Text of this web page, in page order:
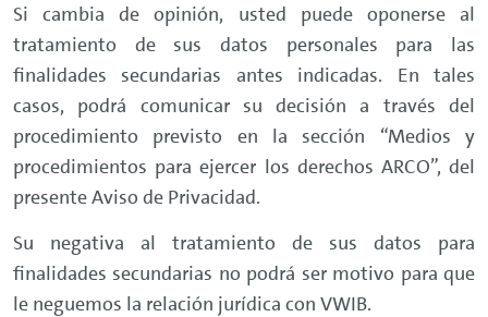
Si cambia de opinión, usted puede oponerse al
tratamiento de sus datos personales para las
finalidades secundarias antes indicadas. En tales
casos, podrá comunicar su decisión a través del
procedimiento previsto en la sección “Medios y
procedimientos para ejercer los derechos ARCO”, del
presente Aviso de Privacidad.
Su negativa al tratamiento de sus datos para
finalidades secundarias no podrá ser motivo para que
le neguemos la relación jurídica con VWIB.